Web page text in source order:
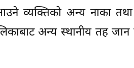
व्यक्तिको अन्य नाका तथा
अन्य स्थानीय तह